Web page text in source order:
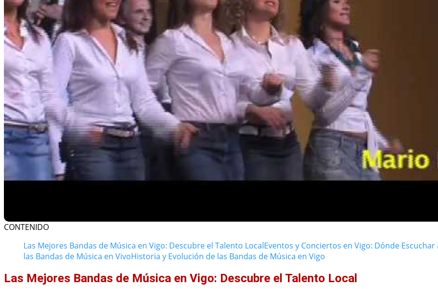
CONTENIDO
Las Mejores Bandas de Música en Vigo: Descubre el Talento LocalEventos y Conciertos en Vigo: Dónde Escuchar
las Bandas de Música en VivoHistoria y Evolución de las Bandas de Música en Vigo
Las Mejores Bandas de Música en Vigo: Descubre el Talento Local